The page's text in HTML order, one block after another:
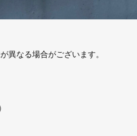
異なる場合がございます。